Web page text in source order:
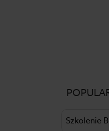
Szkolenie